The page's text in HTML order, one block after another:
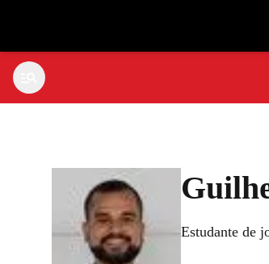
Estudante de